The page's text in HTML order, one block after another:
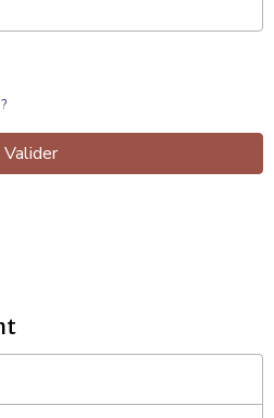
Valider